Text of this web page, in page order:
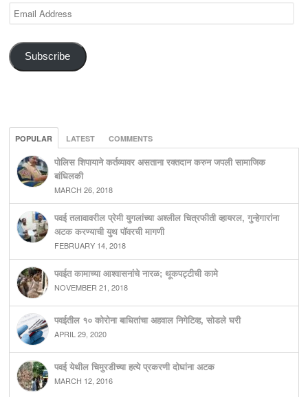
Email
Address
Subscribe
POPULAR LATEST COMMENTS
पोलिस शिपायाने कर्तव्यावर असताना रक्तदान करुन जपली सामाजिक
बांधिलकी
MARCH 26, 2018
पवई तलावावरील प्रेमी युगलांच्या अश्लील चित्रफीती व्हायरल, गुन्हेगारांना
अटक करण्याची युथ पॉवरची मागणी
FEBRUARY 14, 2018
पवईत कामाच्या आश्वासनांचे नारळ; थूकपट्टीची कामे
NOVEMBER 21, 2018
पवईतील १० कोरोना बाधितांचा अहवाल निगेटिव्ह, सोडले घरी
APRIL 29, 2020
पवई येथील चिमुरडीच्या हत्ये प्रकरणी दोघांना अटक
MARCH 12, 2016